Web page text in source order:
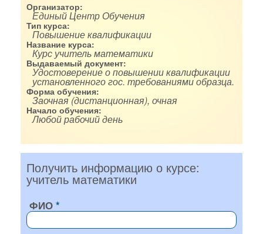
Организатор:
Единый Центр Обучения
Тип курса:
Повышение квалификации
Название курса:
Курс учитель математики
Выдаваемый документ:
Удостоверение о повышении квалификации
установленного гос. требованиями образца.
Форма обучения:
Заочная (дистанционная), очная
Начало обучения:
Любой рабочий день
Получить информацию о курсе:
учитель математики
ФИО